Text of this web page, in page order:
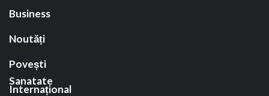
Business
Noutăți
Povești
Internațional
Sanatate